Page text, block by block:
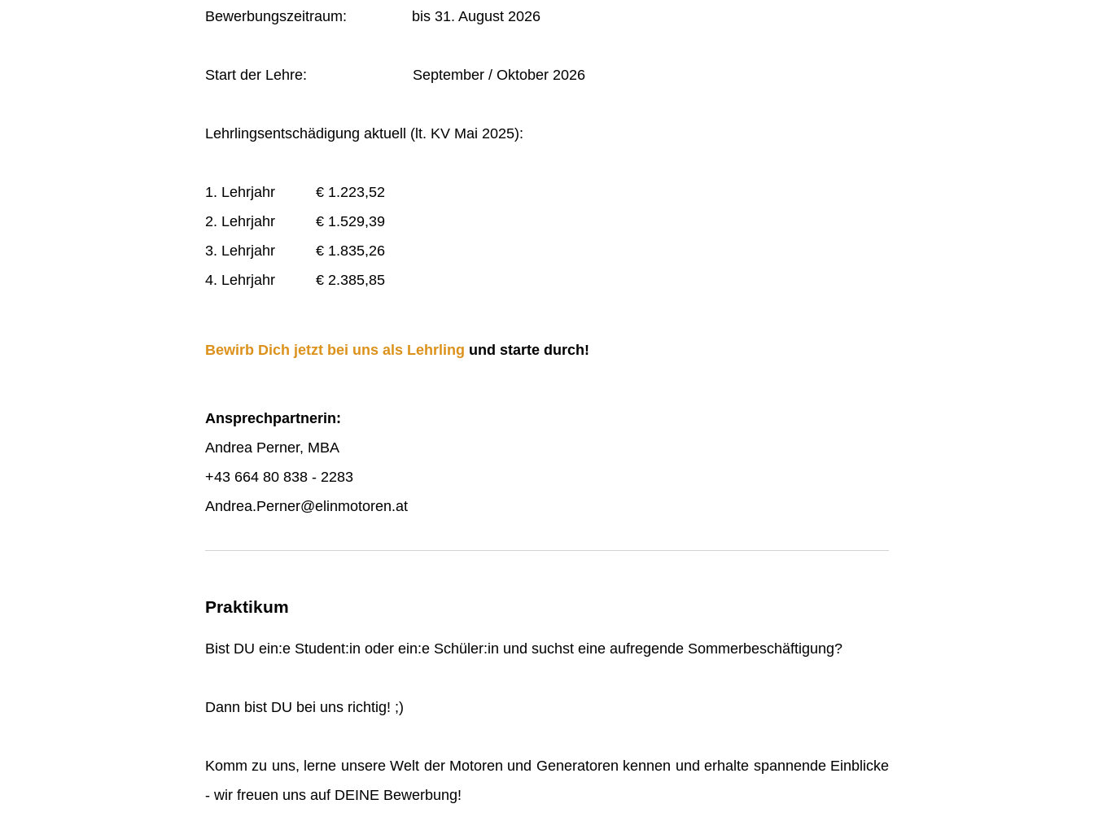
Bewerbungszeitraum: bis 31. August 2026
Start der Lehre: September / Oktober 2026
Lehrlingsentschädigung aktuell (lt. KV Mai 2025):
1. Lehrjahr € 1.223,52
2. Lehrjahr € 1.529,39
3. Lehrjahr € 1.835,26
4. Lehrjahr € 2.385,85
Bewirb Dich jetzt bei uns als Lehrling und starte durch!
Ansprechpartnerin:
Andrea Perner, MBA
+43 664 80 838 - 2283
Andrea.Perner@elinmotoren.at
Praktikum
Bist DU ein:e Student:in oder ein:e Schüler:in und suchst eine aufregende Sommerbeschäftigung?
Dann bist DU bei uns richtig! ;)
Komm zu uns, lerne unsere Welt der Motoren und Generatoren kennen und erhalte spannende Einblicke
- wir freuen uns auf DEINE Bewerbung!